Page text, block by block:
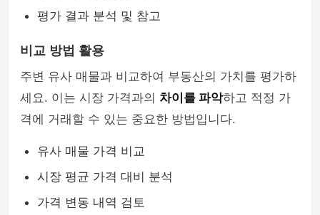
평가 결과 분석 및 참고
비교 방법 활용
주변 유사 매물과 비교하여 부동산의 가치를 평가하
세요. 이는 시장 가격과의 차이를 파악하고 적정 가
격에 거래할 수 있는 중요한 방법입니다.
유사 매물 가격 비교
시장 평균 가격 대비 분석
가격 변동 내역 검토